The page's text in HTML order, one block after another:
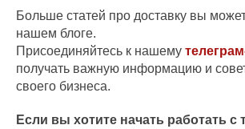
Больше статей про доставку вы
нашем блоге.
Присоединяйтесь к нашему
получать важную информацию и
своего бизнеса.
Если вы хотите начать работать с